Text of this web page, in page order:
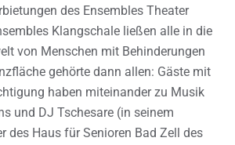
des Ensembles Theater
Klangschale ließen alle in die
von Menschen mit Behinderungen
gehörte dann allen: Gäste mit
haben miteinander zu Musik
und DJ Tschesare (in seinem
des Haus für Senioren Bad Zell des